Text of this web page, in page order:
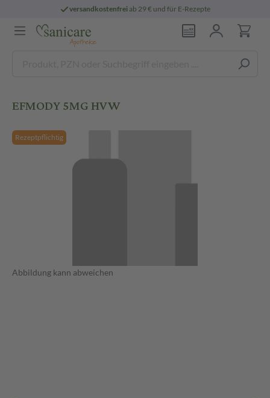
versandkostenfreiab 29 € und für E-Rezepte
EFMODY 5MG HVW
Rezeptpflichtig
Abbildung kann abweichen